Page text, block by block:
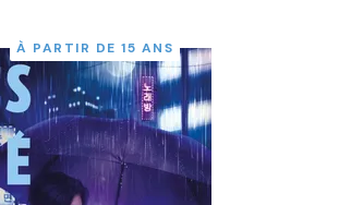
À PARTIR DE 15 ANS